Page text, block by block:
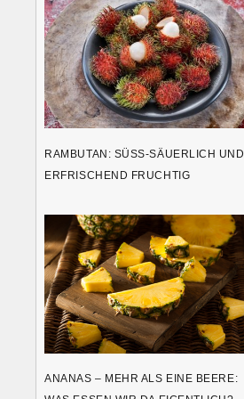
RAMBUTAN: SÜSS-SÄUERLICH UND E
RFRISCHEND FRUCHTIG
ANANAS – MEHR ALS EINE BEERE: